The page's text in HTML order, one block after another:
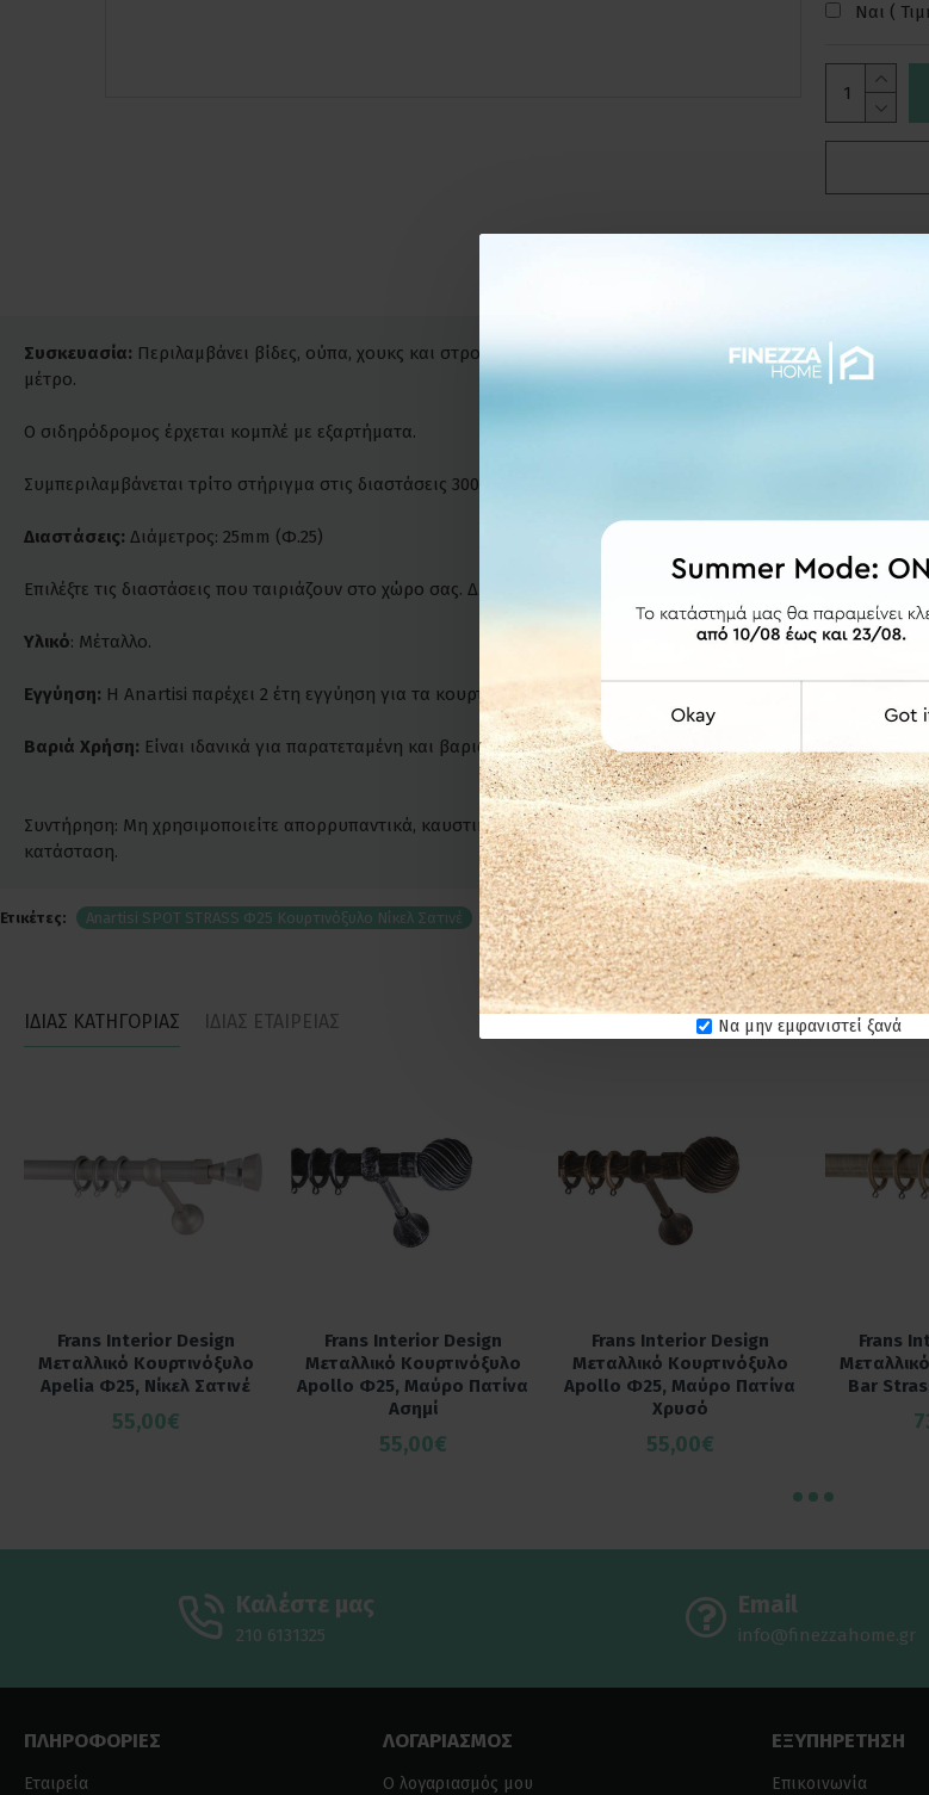
Να μην εμφανιστεί ξανά
Ναι (
Συσκευασία: Περιλαμβάνει βίδες, ούπα, χουκς και στρογγυλούς κρίκους με πλαστική επένδυση για
μέτρο.
Ο σιδηρόδρομος έρχεται κομπλέ με εξαρτήματα.
Συμπεριλαμβάνεται τρίτο στήριγμα στις διαστάσεις 300cm και 360cm.
Διαστάσεις: Διάμετρος: 25mm (Φ.25)
Επιλέξτε τις διαστάσεις που ταιριάζουν στο χώρο σας. Δυνατότητα κατασκευής στις διαστάσεις που
Υλικό: Μέταλλο.
Εγγύηση: Η Anartisi παρέχει 2 έτη εγγύηση για τα κουρτινόξυλά της.
Βαριά Χρήση: Είναι ιδανικά για παρατεταμένη και βαριά χρήση. Ενδύκνυνται για επαγγελματικούς χώρους
Συντήρηση: Μη χρησιμοποιείτε απορρυπαντικά, καυστικά ή χλωριούχα υγρά για τον καθαρισμό των
κατάσταση.
Ετικέτες: Anartisi SPOT STRASS Φ25 Κουρτινόξυλο Νίκελ Σατινέ
ΙΔΙΑΣ ΚΑΤΗΓΟΡΙΑΣ ΙΔΙΑΣ ΕΤΑΙΡΕΙΑΣ
Frans Interior Design
Μεταλλικό Κουρτινόξυλο
Apelia Φ25, Νίκελ Σατινέ
55,00€
Frans Interior Design
Μεταλλικό Κουρτινόξυλο
Apollo Φ25, Μαύρο Πατίνα
Ασημί
55,00€
Frans Interior Design
Μεταλλικό Κουρτινόξυλο
Apollo Φ25, Μαύρο Πατίνα
Χρυσό
55,00€
Frans
Bar
Καλέστε μας
210 6131325
Email
info@finezzahome.gr
ΠΛΗΡΟΦΟΡΙΕΣ
Εταιρεία
ΛΟΓΑΡΙΑΣΜΟΣ
Ο λογαριασμός μου
ΕΞΥΠΗΡΕΤΗΣΗ
Επικοινωνία